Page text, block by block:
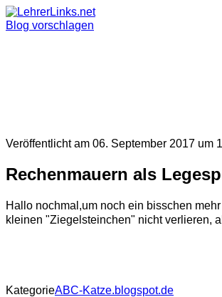
Skip
to
Blog vorschlagen
Veröffentlicht am 06. September 2017 um
Rechenmauern als
Hallo nochmal,um noch ein bisschen
kleinen "Ziegelsteinchen" nicht verlieren,
KategorieABC-Katze.blogspot.de